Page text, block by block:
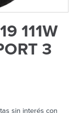
111W
3
sin interés con